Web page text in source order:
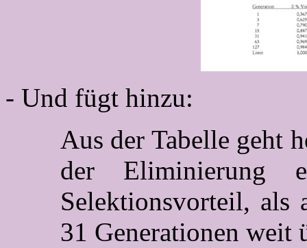
- Und fügt hinzu:
Aus der Tabelle geht
der Eliminierung
Selektionsvorteil, als
31 Generationen weit